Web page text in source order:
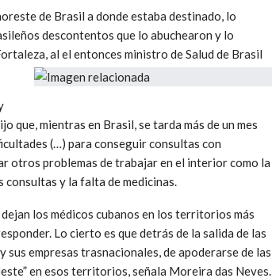
de Brasil a donde estaba destinado, lo
descontentos que lo abuchearon y lo
al el entonces ministro de Salud de Brasil
que, mientras en Brasil, se tarda más de un mes
(…) para conseguir consultas con
otros problemas de trabajar en el interior como la
y la falta de medicinas.
los médicos cubanos en los territorios más
Lo cierto es que detrás de la salida de las
empresas trasnacionales, de apoderarse de las
en esos territorios, señala Moreira das Neves.